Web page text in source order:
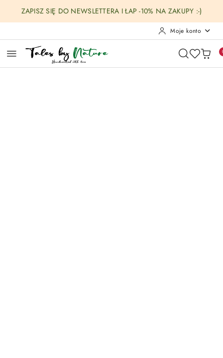
Przejdź do treści głównej
Przejdź do wyszukiwarki
Przejdź do moje konto
Przejdź do menu głównego
Przejdź do opisu produktu
Przejdź do stopki
ZAPISZ SIĘ DO NEWSLETTERA I ŁAP -10% NA ZAKUPY :-)
Moje konto